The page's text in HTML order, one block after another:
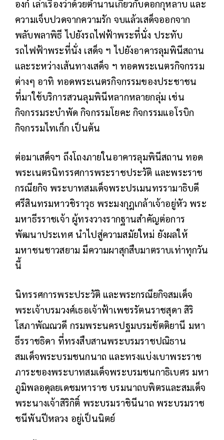
องก์ เล่าเรื่องว่าด้วยตำนานเกี่ยวกับดอกกุหลาบ และ
ความเจ็บปวดจากความรัก จบแล้วเสด็จออกจาก
พลับพลาพิธี ไปยังรถไฟฟ้าพระที่นั่ง ประทับ
รถไฟฟ้าพระที่นั่ง เสด็จ ฯ ไปยังอาคารลุมพินีสถาน
และระหว่างเส้นทางเสด็จ ฯ ทอดพระเนตรกิจกรรม
ต่างๆ อาทิ ทอดพระเนตรกิจกรรมของประชาชน
ที่มาใช้บริการสวนลุมพินีหลากหลายกลุ่ม เช่น
กิจกรรมระบำพัด กิจกรรมโยคะ กิจกรรมแอโรบิก
กิจกรรมไทเก็ก เป็นต้น
ต่อมาเสด็จฯ ถึงโถงภายในอาคารลุมพินีสถาน ทอด
พระเนตรนิทรรศการพระราชประวัติ และพระราช
กรณียกิจ พระบาทสมเด็จพระปรเมนทรรามาธิบดี
ศรีสินทรมหาวชิราวุธ พระมงกุฎเกล้าเจ้าอยู่หัว พระ
มหาธีรราชเจ้า ผู้ทรงวางรากฐานสำคัญต่อการ
พัฒนาประเทศ นำไปสู่ความสมัยใหม่ ยังผลให้
มหาชนชาวสยาม มีความผาสุกสืบมาตราบเท่าทุกวัน
นี้
นิทรรศการพระประวัติ และพระกรณียกิจสมเด็จ
พระเจ้าบรมวงศ์เธอเจ้าฟ้าเพชรรัตนราชสุดา สิริ
โสภาพัณณวดี กรมพระนครปฐมบรมขัตติยานี มหา
ธีรราชธิดา ที่ทรงสืบสานพระบรมราชปณิธาน
สมเด็จพระบรมชนกนาถ และทรงแบ่งเบาพระราช
ภาระของพระบาทสมเด็จพระบรมชนกาธิเบศร มหา
ภูมิพลอดุลยเดชมหาราช บรมนาถบพิตรและสมเด็จ
พระนางเจ้าสิริกิติ์ พระบรมราชินีนาถ พระบรมราช
ชนีพันปีหลวง อยู่เป็นนิตย์